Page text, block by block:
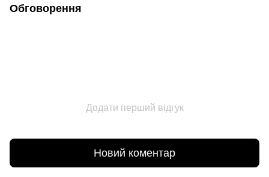
Обговорення
Додати перший відгук
Новий коментар